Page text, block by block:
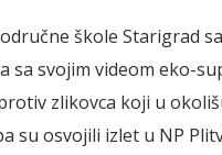
škole Starigrad
sa svojim videom eko-
zlikovca koji u
su osvojili izlet u NP